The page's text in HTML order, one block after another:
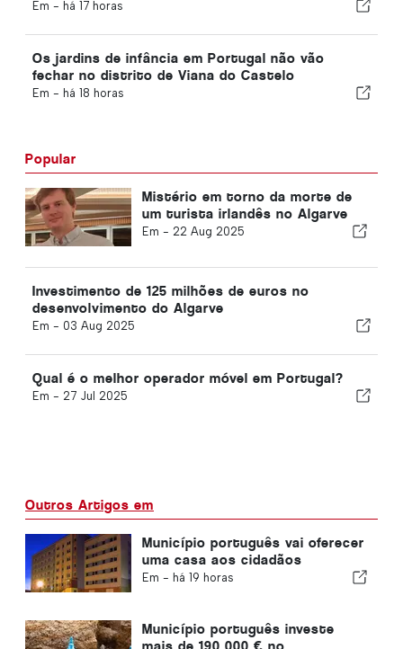
Em - há 17 horas
Os jardins de infância em Portugal não vão
fechar no distrito de Viana do Castelo
Em - há 18 horas
Popular
Mistério em torno da morte de
um turista irlandês no Algarve
Em - 22 Aug 2025
Investimento de 125 milhões de euros no
desenvolvimento do Algarve
Em - 03 Aug 2025
Qual é o melhor operador móvel em Portugal?
Em - 27 Jul 2025
Outros Artigos em
Município português vai oferecer
uma casa aos cidadãos
Em - há 19 horas
Município português investe